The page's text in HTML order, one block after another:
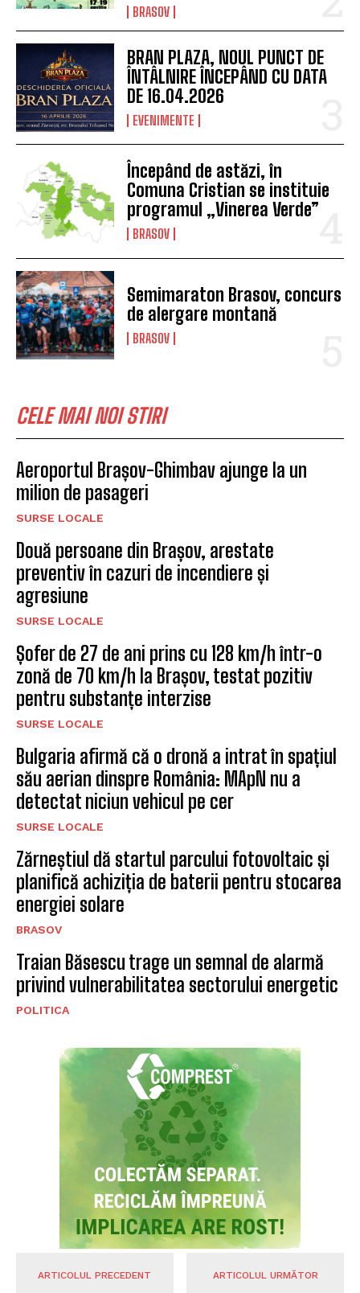
BRASOV
BRAN PLAZA, NOUL PUNCT DE
ÎNTÂLNIRE ÎNCEPÂND CU DATA
DE 16.04.2026
EVENIMENTE
Începând de astăzi, în
Comuna Cristian se instituie
programul „Vinerea Verde”
BRASOV
Semimaraton Brasov, concurs
de alergare montană
BRASOV
CELE MAI NOI STIRI
Aeroportul Brașov-Ghimbav ajunge la un
milion de pasageri
SURSE LOCALE
Două persoane din Brașov, arestate
preventiv în cazuri de incendiere și
agresiune
SURSE LOCALE
Șofer de 27 de ani prins cu 128 km/h într-o
zonă de 70 km/h la Brașov, testat pozitiv
pentru substanțe interzise
SURSE LOCALE
Bulgaria afirmă că o dronă a intrat în spațiul
său aerian dinspre România: MApN nu a
detectat niciun vehicul pe cer
SURSE LOCALE
Zărneștiul dă startul parcului fotovoltaic și
planifică achiziția de baterii pentru stocarea
energiei solare
BRASOV
Traian Băsescu trage un semnal de alarmă
privind vulnerabilitatea sectorului energetic
POLITICA
ARTICOLUL PRECEDENT ARTICOLUL URMĂTOR